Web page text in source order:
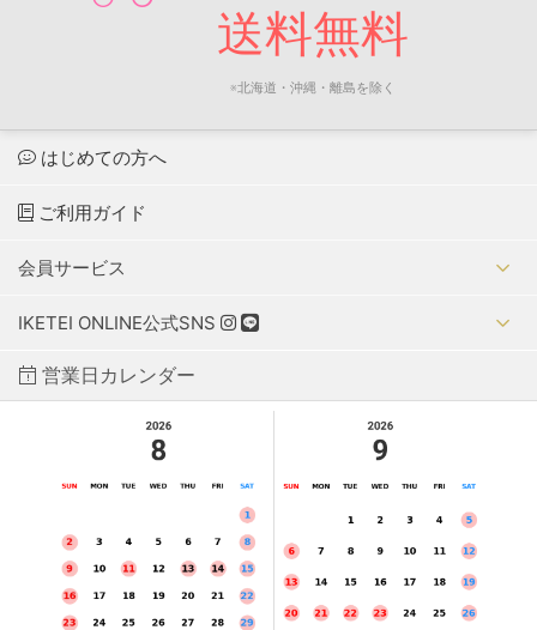
送料無料
※北海道・沖縄・離島を除く
はじめての方へ
ご利用ガイド
会員サービス
IKETEI ONLINE公式SNS
営業日カレンダー